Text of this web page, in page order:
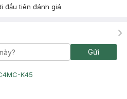
đầu tiên đánh giá
Gửi
K45